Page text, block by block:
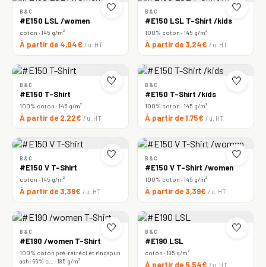
🤍
B&C
#E150 LSL /women
coton · 145 g/m²
À partir de 4,04€ / u. HT
🤍
B&C
#E150 LSL T-Shirt /kids
100% coton · 145 g/m²
À partir de 3,24€ / u. HT
🤍
B&C
#E150 T-Shirt
100% coton · 145 g/m²
À partir de 2,22€ / u. HT
🤍
B&C
#E150 T-Shirt /kids
100% coton · 145 g/m²
À partir de 1,75€ / u. HT
🤍
B&C
#E150 V T-Shirt
coton · 145 g/m²
À partir de 3,39€ / u. HT
🤍
B&C
#E150 V T-Shirt /women
100% coton · 145 g/m²
À partir de 3,39€ / u. HT
🤍
B&C
#E190 /women T-Shirt
100% coton pré-rétréci et ringspun
ash: 99% c… · 185 g/m²
🤍
B&C
#E190 LSL
coton · 185 g/m²
À partir de 5,54€ / u. HT